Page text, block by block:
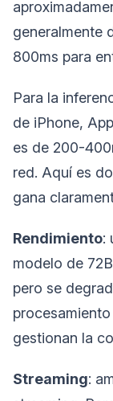
generalmente
800ms para
Para la
de iPhone,
es de 200-
red. Aquí es
gana
Rendimiento:
modelo de
pero se
gestionan la
Streaming: